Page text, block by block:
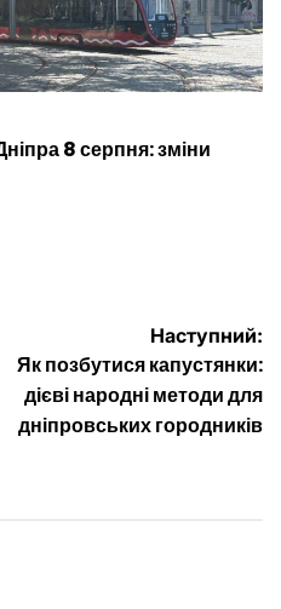
8 серпня: зміни
Наступний:
Як позбутися капустянки:
дієві народні методи для
дніпровських городників